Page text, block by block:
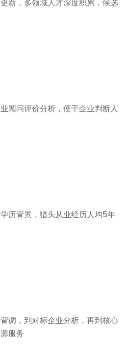
新，多领域人才深度积累，候选
顾问评价分析，便于企业判断人
历背景，猎头从业经历人均5年
调，到对标企业分析，再到核心
服务